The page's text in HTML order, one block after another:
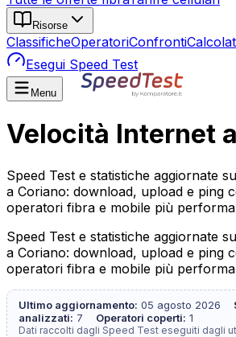
Risorse
ClassificheOperatoriConfronti
Esegui Speed Test
Menu
Velocità Internet
Speed Test e statistiche aggiornate
a Coriano: download, upload e ping
operatori fibra e mobile più
Speed Test e statistiche aggiornate
a Coriano: download, upload e ping
operatori fibra e mobile più
Ultimo aggiornamento: 05 agosto 2026
analizzati: 7 Operatori coperti: 1
Dati raccolti dagli Speed Test eseguiti dagli